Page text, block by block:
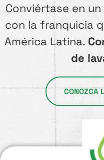
Conviértase en
con la franquicia
América Latina.
de
CONOZCA